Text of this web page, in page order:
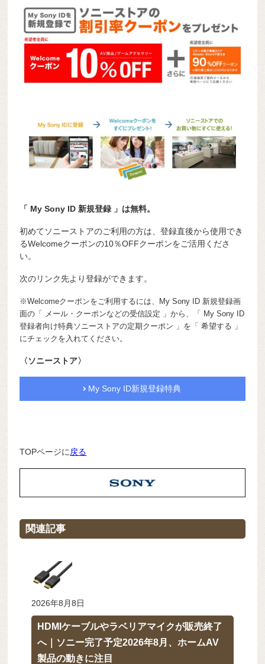
「 My Sony ID 新規登録 」は無料。
初めてソニーストアのご利用の方は、登録直後から使用でき
るWelcomeクーポンの10％OFFクーポンをご活用くださ
い。
次のリンク先より登録ができます。
※Welcomeクーポンをご利用するには、My Sony ID 新規登録画
面の「 メール・クーポンなどの受信設定 」から、「 My Sony ID
登録者向け特典ソニーストアの定期クーポン 」を「 希望する 」
にチェックを入れてください。
〈ソニーストア〉
My Sony ID新規登録特典
TOPページに 戻る
関連記事
2026年8月8日
HDMIケーブルやラベリアマイクが販売終了
へ｜ソニー完了予定2026年8月、ホームAV
製品の動きに注目